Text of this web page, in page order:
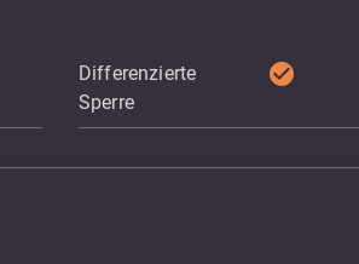
Differenzierte
Sperre
check_circle